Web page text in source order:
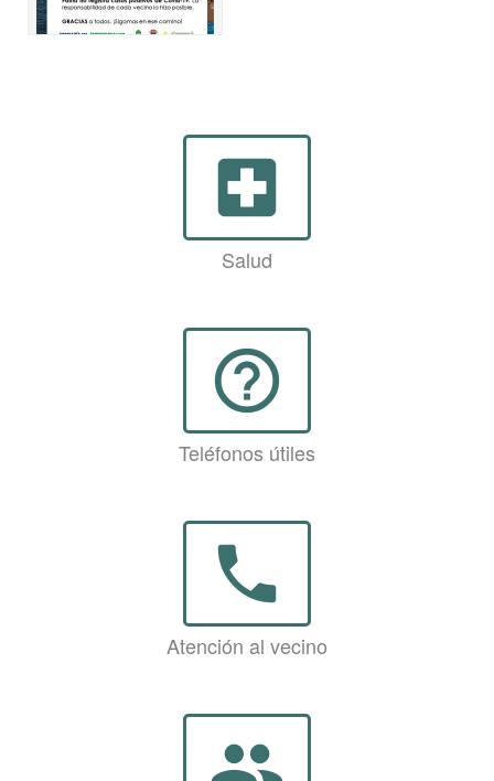
local_hospital
Salud
help_outline
Teléfonos útiles
phone
Atención al vecino